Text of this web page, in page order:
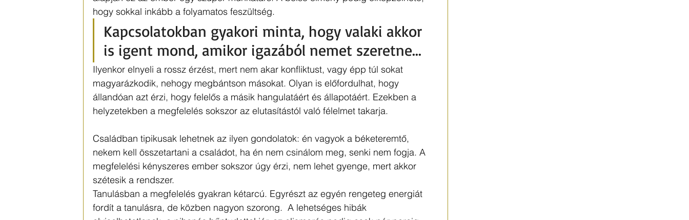
hogy sokkal inkább a folyamatos feszültség.
Kapcsolatokban gyakori minta, hogy valaki akkor
is igent mond, amikor igazából nemet szeretne...
Ilyenkor elnyeli a rossz érzést, mert nem akar konfliktust, vagy épp túl sokat
magyarázkodik, nehogy megbántson másokat. Olyan is előfordulhat, hogy
állandóan azt érzi, hogy felelős a másik hangulatáért és állapotáért. Ezekben a
helyzetekben a megfelelés sokszor az elutasítástól való félelmet takarja.
Családban tipikusak lehetnek az ilyen gondolatok: én vagyok a béketeremtő,
nekem kell összetartani a családot, ha én nem csinálom meg, senki nem fogja. A
megfelelési kényszeres ember sokszor úgy érzi, nem lehet gyenge, mert akkor
szétesik a rendszer.
Tanulásban a megfelelés gyakran kétarcú. Egyrészt az egyén rengeteg energiát
fordít a tanulásra, de közben nagyon szorong.  A lehetséges hibák